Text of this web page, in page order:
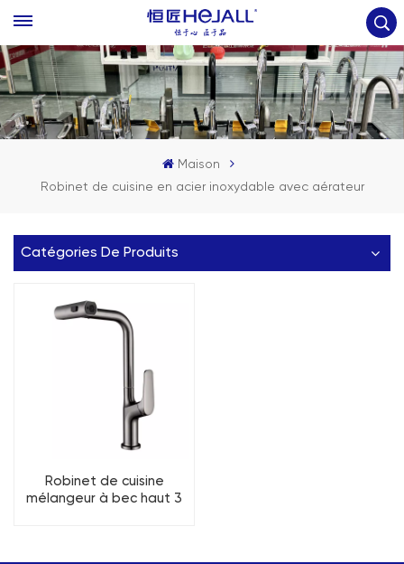
Maison
Robinet de cuisine en acier inoxydable avec aérateur
Catégories De Produits
Robinet de cuisine
mélangeur à bec haut 3